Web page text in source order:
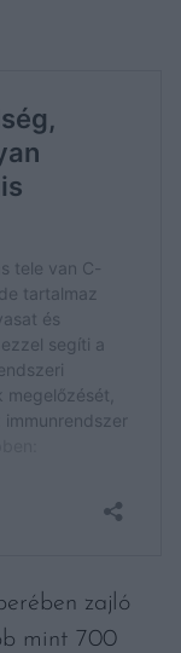
zajló
mint 700